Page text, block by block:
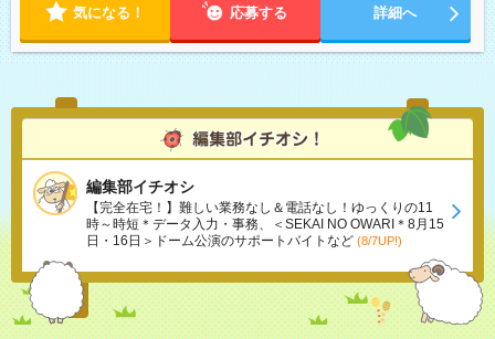
気になる！ 応募する 詳細へ
編集部イチオシ
【完全在宅！】難しい業務なし＆電話なし！ゆっくりの11
時～時短＊データ入力・事務、＜SEKAI NO OWARI＊8月15
日・16日＞ドーム公演のサポートバイトなど (8/7UP!)